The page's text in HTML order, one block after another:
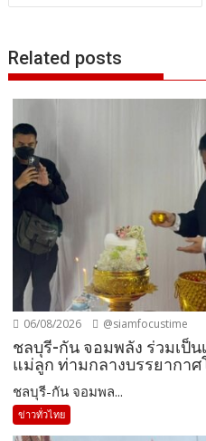
Related posts
06/08/2026 @siamfocustime
ชลบุรี-กัน จอมพลัง ร่วมเป็
แม่ลูก ท่ามกลางบรรยากาศ
ชลบุรี-กัน จอมพล...
ข่าวทั่วไทย